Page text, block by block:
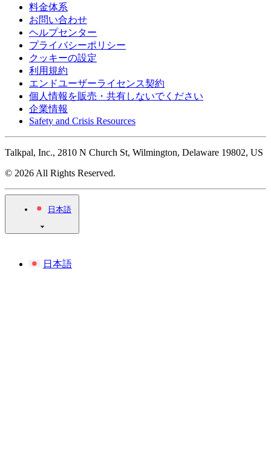
料金体系
お問い合わせ
ヘルプセンター
プライバシーポリシー
クッキーの設定
利用規約
エンドユーザーライセンス契約
個人情報を販売・共有しないでください
企業情報
Safety and Crisis Resources
Talkpal, Inc., 2810 N Church St, Wilmington, Delaware 19802, US
© 2026 All Rights Reserved.
日本語
日本語